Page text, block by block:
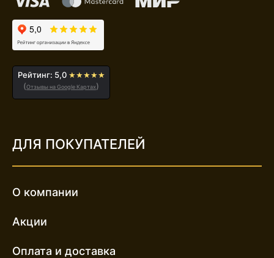
Рейтинг: 5,0 ★★★★★
(Отзывы на Google Картах)
ДЛЯ ПОКУПАТЕЛЕЙ
О компании
Акции
Оплата и доставка